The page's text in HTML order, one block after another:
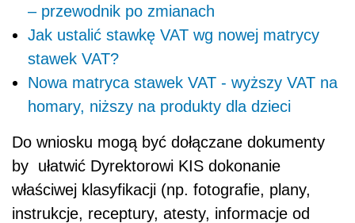
– przewodnik po zmianach
Jak ustalić stawkę VAT wg nowej matrycy
stawek VAT?
Nowa matryca stawek VAT - wyższy VAT na
homary, niższy na produkty dla dzieci
Do wniosku mogą być dołączane dokumenty
by ułatwić Dyrektorowi KIS dokonanie
właściwej klasyfikacji (np. fotografie, plany,
instrukcje, receptury, atesty, informacje od